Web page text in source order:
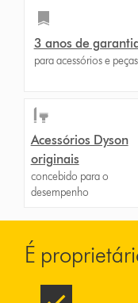
3 anos de
para acessórios e peças
Acessórios Dyson
originais
concebido para o
desempenho
É